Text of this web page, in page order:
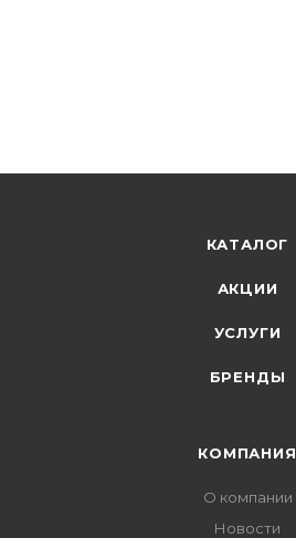
КАТАЛОГ
АКЦИИ
УСЛУГИ
БРЕНДЫ
КОМПАНИЯ
О компании
Новости